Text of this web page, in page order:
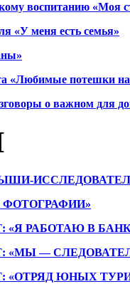
воспитанию «Моя
«У меня есть семья»
«Любимые потешки
о важном для
ФОТОГРАФИИ»
«Я РАБОТАЮ В
«МЫ —
«ОТРЯД ЮНЫХ